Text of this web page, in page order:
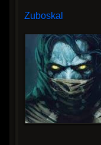
Zuboskal